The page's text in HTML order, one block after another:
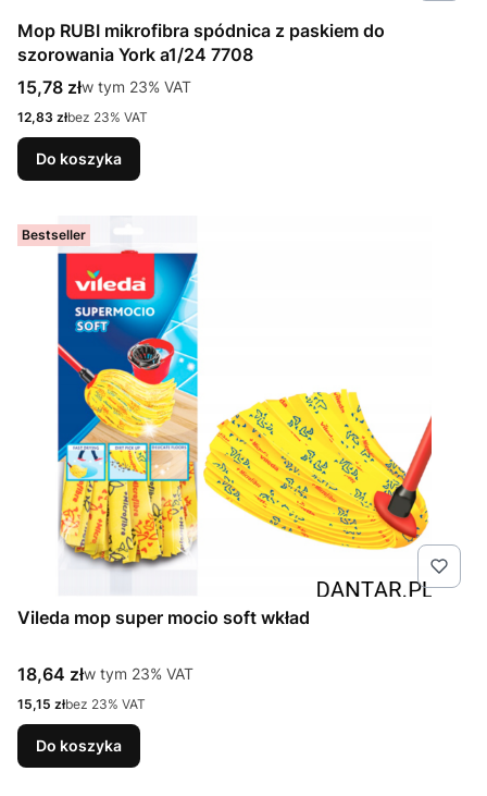
Mop RUBI mikrofibra spódnica z paskiem do
szorowania York a1/24 7708
Cena brutto
15,78 złw tym %s VAT
w tym 23% VAT
Cena netto
12,83 złbez 23% VAT
Do koszyka
Bestseller
Vileda mop super mocio soft wkład
Cena brutto
18,64 złw tym %s VAT
w tym 23% VAT
Cena netto
15,15 złbez 23% VAT
Do koszyka